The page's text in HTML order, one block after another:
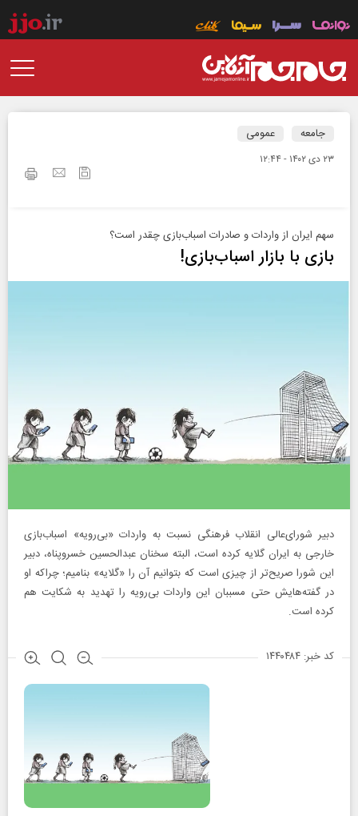
جامعه عمومی
۲۳ دی ۱۴۰۲ - ۱۲:۴۴
سهم ایران از واردات و صادرات اسباب‌بازی چقدر است؟
بازی با بازار اسباب‌بازی!
دبیر شورای‌عالی انقلاب فرهنگی نسبت به واردات «بی‌رویه» اسباب‌بازی
خارجی به ایران گلایه کرده است، البته سخنان عبدالحسین خسروپناه، دبیر
این شورا صریح‌تر از چیزی است که بتوانیم آن را «گلایه» بنامیم؛ چراکه او
در گفته‌هایش حتی مسببان این واردات بی‌رویه را تهدید به شکایت هم
کرده است.
کد خبر: ۱۴۴۰۴۸۴